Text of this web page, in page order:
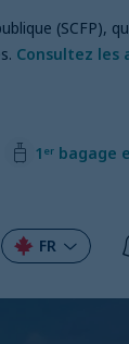
(SCFP),
Consultez les
1ᵉʳ
FR